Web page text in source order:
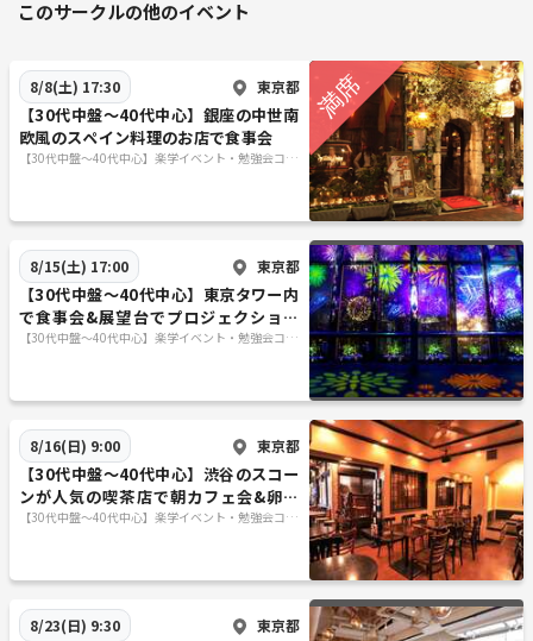
このサークルの他のイベント
8/8(土) 17:30 東京都
【30代中盤〜40代中心】銀座の中世南
欧風のスペイン料理のお店で食事会
【30代中盤〜40代中心】楽学イベント・勉強会コミ
8/15(土) 17:00 東京都
【30代中盤〜40代中心】東京タワー内
で食事会&展望台でプロジェクション
マッピング見学
【30代中盤〜40代中心】楽学イベント・勉強会コミ
8/16(日) 9:00 東京都
【30代中盤〜40代中心】渋谷のスコー
ンが人気の喫茶店で朝カフェ会&卵か
けご飯がおかわり自由の定食屋でラン
【30代中盤〜40代中心】楽学イベント・勉強会コミ
8/23(日) 9:30 東京都